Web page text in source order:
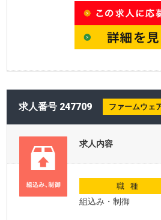
求人番号 247709 ファームウェ
求人内容
職種
組込み・制御